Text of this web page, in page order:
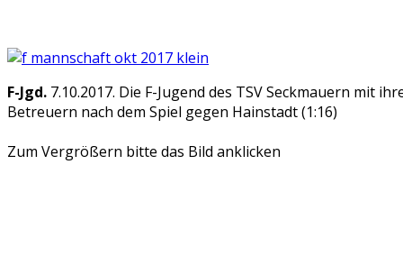
F-Jgd. 7.10.2017. Die F-Jugend des TSV Seckmauern mit
Betreuern nach dem Spiel gegen Hainstadt (1:16)
Zum Vergrößern bitte das Bild anklicken